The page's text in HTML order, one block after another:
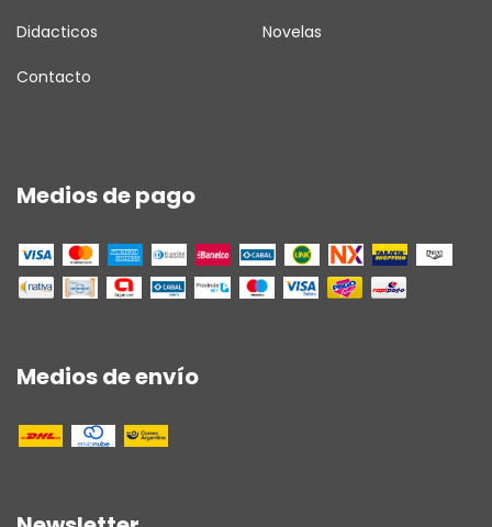
Didacticos Novelas
Contacto
Medios de pago
Medios de envío